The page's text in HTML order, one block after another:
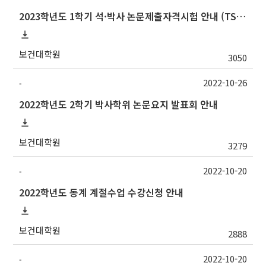
2023학년도 1학기 석·박사 논문제출자격시험 안내 (TSQ exam: Major and Korean for foreign students)_박사 고사장 변경
보건대학원 3050
-
2022학년도 2학기 박사학위 논문요지 발표회 안내
보건대학원 3279
2022-10-26
-
2022학년도 동계 계절수업 수강신청 안내
보건대학원 2888
2022-10-20
- 2022-10-20